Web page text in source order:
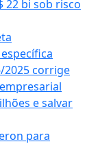
22 bi sob risco
2025 corrige
e salvar
para